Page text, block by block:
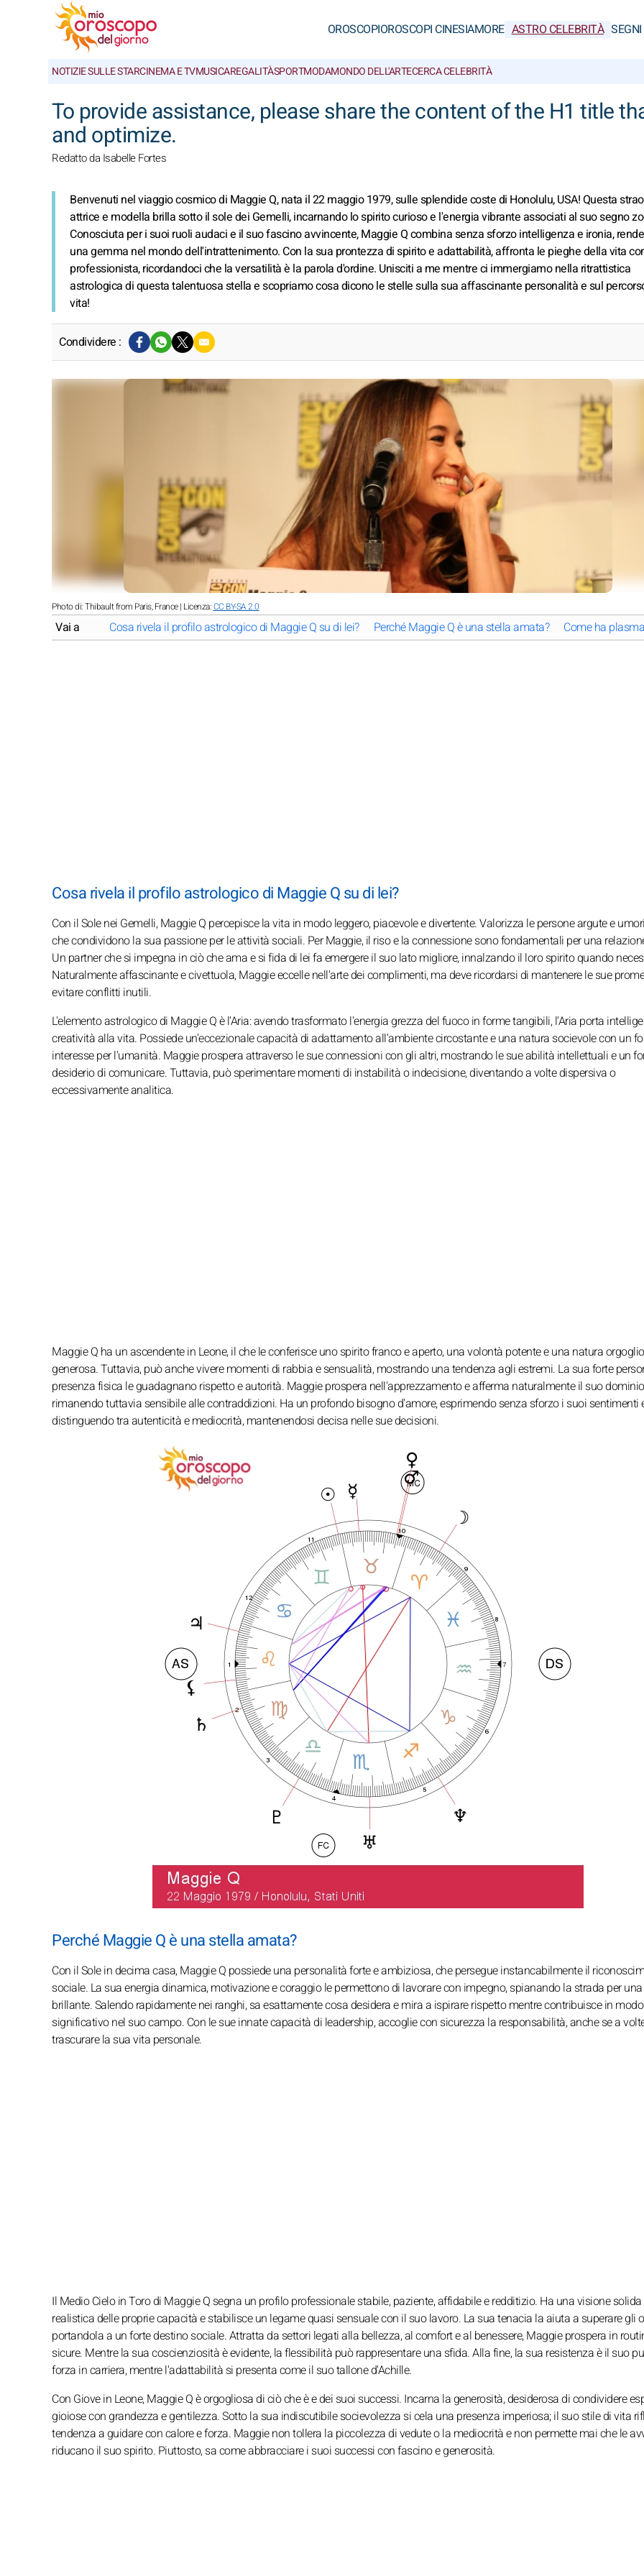
OROSCOPIOROSCOPI CINESIAMORE ASTRO CELEBRITÀ
NOTIZIE SULLE STARCINEMA E TVMUSICAREGALITÀSPORTMODAMONDO DELL'ARTECERCA CELEBRITÀ
To provide assistance, please share the content of the H1 title
and optimize.
Redatto da Isabelle Fortes
Benvenuti nel viaggio cosmico di Maggie Q, nata il 22 maggio 1979, sulle splendide coste di Honolulu, USA! Questa
attrice e modella brilla sotto il sole dei Gemelli, incarnando lo spirito curioso e l'energia vibrante associati al suo segno
Conosciuta per i suoi ruoli audaci e il suo fascino avvincente, Maggie Q combina senza sforzo intelligenza e ironia,
una gemma nel mondo dell'intrattenimento. Con la sua prontezza di spirito e adattabilità, affronta le pieghe della vita
professionista, ricordandoci che la versatilità è la parola d'ordine. Unisciti a me mentre ci immergiamo nella ritrattistica
astrologica di questa talentuosa stella e scopriamo cosa dicono le stelle sulla sua affascinante personalità e sul
vita!
Condividere :
Photo di: Thibault from Paris, France | Licenza:CC BY-SA 2.0
Vai a Cosa rivela il profilo astrologico di Maggie Q su di lei? Perché Maggie Q è una stella amata? Come ha
Cosa rivela il profilo astrologico di Maggie Q su di lei?
Con il Sole nei Gemelli, Maggie Q percepisce la vita in modo leggero, piacevole e divertente. Valorizza le persone argute e
che condividono la sua passione per le attività sociali. Per Maggie, il riso e la connessione sono fondamentali per una
Un partner che si impegna in ciò che ama e si fida di lei fa emergere il suo lato migliore, innalzando il loro spirito quando
Naturalmente affascinante e civettuola, Maggie eccelle nell'arte dei complimenti, ma deve ricordarsi di mantenere le sue
evitare conflitti inutili.
L'elemento astrologico di Maggie Q è l'Aria: avendo trasformato l'energia grezza del fuoco in forme tangibili, l'Aria porta
creatività alla vita. Possiede un'eccezionale capacità di adattamento all'ambiente circostante e una natura socievole con un
interesse per l'umanità. Maggie prospera attraverso le sue connessioni con gli altri, mostrando le sue abilità intellettuali e un
desiderio di comunicare. Tuttavia, può sperimentare momenti di instabilità o indecisione, diventando a volte dispersiva o
eccessivamente analitica.
Maggie Q ha un ascendente in Leone, il che le conferisce uno spirito franco e aperto, una volontà potente e una natura
generosa. Tuttavia, può anche vivere momenti di rabbia e sensualità, mostrando una tendenza agli estremi. La sua forte
presenza fisica le guadagnano rispetto e autorità. Maggie prospera nell'apprezzamento e afferma naturalmente il suo
rimanendo tuttavia sensibile alle contraddizioni. Ha un profondo bisogno d'amore, esprimendo senza sforzo i suoi sentimenti
distinguendo tra autenticità e mediocrità, mantenendosi decisa nelle sue decisioni.
Perché Maggie Q è una stella amata?
Con il Sole in decima casa, Maggie Q possiede una personalità forte e ambiziosa, che persegue instancabilmente il
sociale. La sua energia dinamica, motivazione e coraggio le permettono di lavorare con impegno, spianando la strada per
brillante. Salendo rapidamente nei ranghi, sa esattamente cosa desidera e mira a ispirare rispetto mentre contribuisce in modo
significativo nel suo campo. Con le sue innate capacità di leadership, accoglie con sicurezza la responsabilità, anche se a
trascurare la sua vita personale.
Il Medio Cielo in Toro di Maggie Q segna un profilo professionale stabile, paziente, affidabile e redditizio. Ha una visione solida
realistica delle proprie capacità e stabilisce un legame quasi sensuale con il suo lavoro. La sua tenacia la aiuta a superare gli
portandola a un forte destino sociale. Attratta da settori legati alla bellezza, al comfort e al benessere, Maggie prospera in
sicure. Mentre la sua coscienziosità è evidente, la flessibilità può rappresentare una sfida. Alla fine, la sua resistenza è il suo
forza in carriera, mentre l'adattabilità si presenta come il suo tallone d'Achille.
Con Giove in Leone, Maggie Q è orgogliosa di ciò che è e dei suoi successi. Incarna la generosità, desiderosa di condividere
gioiose con grandezza e gentilezza. Sotto la sua indiscutibile socievolezza si cela una presenza imperiosa; il suo stile di vita
tendenza a guidare con calore e forza. Maggie non tollera la piccolezza di vedute o la mediocrità e non permette mai che le
riducano il suo spirito. Piuttosto, sa come abbracciare i suoi successi con fascino e generosità.